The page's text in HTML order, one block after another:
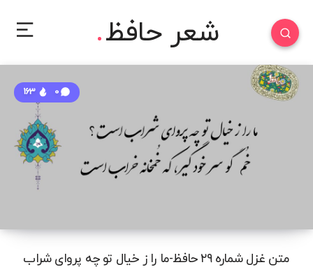
شعر حافظ
متن غزل شماره ۲۹ حافظ-ما را ز خیال تو چه پروای شراب
0
163